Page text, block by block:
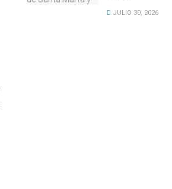
JULIO 30, 2026